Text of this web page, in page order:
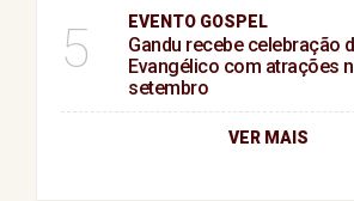
5 EVENTO GOSPEL
Gandu recebe celebração
Evangélico com atrações
setembro
VER MAIS